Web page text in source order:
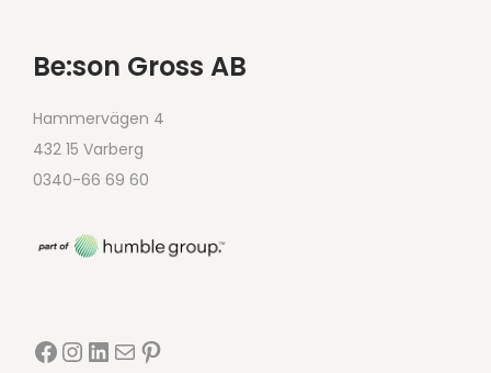
Be:son Gross AB
Hammervägen 4
432 15 Varberg
0340-66 69 60